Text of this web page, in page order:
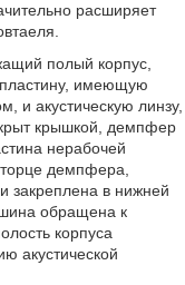
расширяет
полый корпус,
имеющую
и акустическую линзу,
крышкой, демпфер
нерабочей
демпфера,
закреплена в нижней
обращена к
корпуса
акустической